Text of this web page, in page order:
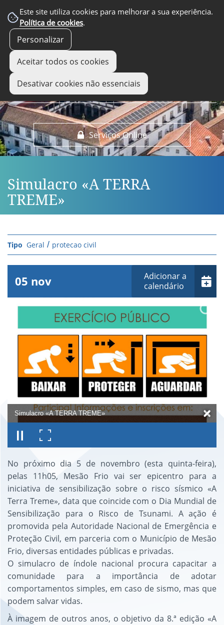
Este site utiliza cookies para melhorar a sua experiência.
Política de cookies.
Personalizar
Aceitar todos os cookies
Desativar cookies não essenciais
Serviços Online
EM DESTAQUE
Simulacro «A TERRA
TREME»
Geral protecao civil
05 nov
Adicionar a
calendário
Simulacro «A TERRA TREME»
No próximo dia 5 de novembro (esta quinta-feira),
pelas 11h05, Mesão Frio vai ser epicentro para a
iniciativa de sensibilização sobre o risco sísmico «A
Terra Treme», data que coincide com o Dia Mundial de
Sensibilização para o Risco de Tsunami. A ação é
promovida pela Autoridade Nacional de Emergência e
Proteção Civil, em parceria com o Município de Mesão
Frio, diversas entidades públicas e privadas.
O simulacro de índole nacional procura capacitar a
comunidade para a importância de adotar
comportamentos simples, em caso de sismo, mas que
podem salvar vidas.
À imagem de outros anos, o objetivo da 8.ª edição «A